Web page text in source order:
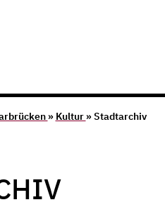
» Kultur » Stadtarchiv